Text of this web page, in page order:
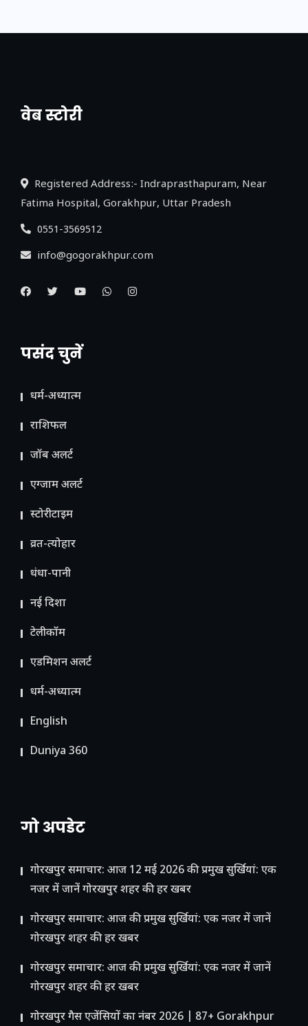
वेब स्टोरी
नया एक्सप्रेसवे: पूर्वांचल का लक, डेवलपमेंट का
Registered Address:- Indraprasthapuram, Near
Fatima Hospital, Gorakhpur, Uttar Pradesh
0551-3569512
info@gogorakhpur.com
पसंद चुनें
धर्म-अध्यात्म
राशिफल
जॉब अलर्ट
एग्जाम अलर्ट
स्टोरीटाइम
व्रत-त्योहार
धंधा-पानी
नई दिशा
टेलीकॉम
ए​डमिशन अलर्ट
धर्म-अध्यात्म
English
Duniya 360
गो अपडेट
गोरखपुर समाचार: आज 12 मई 2026 की प्रमुख सुर्खियां: एक
नजर में जानें गोरखपुर शहर की हर खबर
गोरखपुर समाचार: आज की प्रमुख सुर्खियां: एक नजर में जानें
गोरखपुर शहर की हर खबर
गोरखपुर समाचार: आज की प्रमुख सुर्खियां: एक नजर में जानें
गोरखपुर शहर की हर खबर
गोरखपुर गैस एजेंसियों का नंबर 2026 | 87+ Gorakhpur